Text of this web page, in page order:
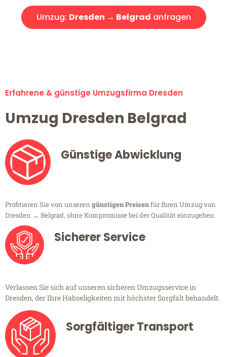
Umzug: Dresden → Belgrad anfragen
Erfahrene & günstige Umzugsfirma Dresden
Umzug Dresden Belgrad
Günstige Abwicklung
Profitieren Sie von unseren günstigen Preisenfür Ihren Umzug von
Dresden → Belgrad, ohne Kompromisse bei der Qualität einzugehen.
Sicherer Service
Verlassen Sie sich auf unseren sicheren Umzugsservice in
Dresden, der Ihre Habseligkeiten mit höchster Sorgfalt behandelt.
Sorgfältiger Transport